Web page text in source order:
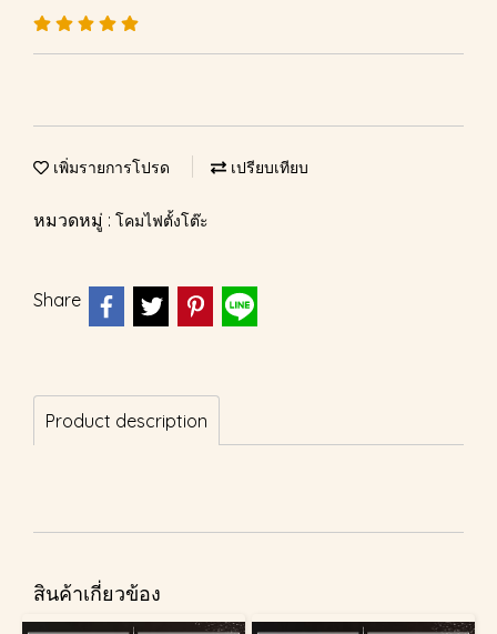
เพิ่มรายการโปรด เปรียบเทียบ
หมวดหมู่ : โคมไฟตั้งโต๊ะ
Share
Product description
สินค้าเกี่ยวข้อง